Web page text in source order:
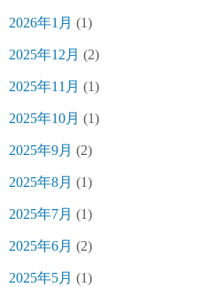
2026年1月 (1)
2025年12月 (2)
2025年11月 (1)
2025年10月 (1)
2025年9月 (2)
2025年8月 (1)
2025年7月 (1)
2025年6月 (2)
2025年5月 (1)